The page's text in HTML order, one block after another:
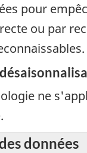
pour
ou par
ne
données